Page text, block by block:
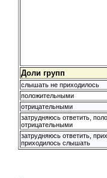
Доли групп
слышать не приходилось
положительными
отрицательными
затрудняюсь ответить,
отрицательными
затрудняюсь ответить,
приходилось слышать